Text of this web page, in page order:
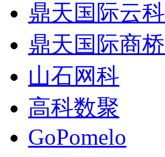
鼎天国际云科
鼎天国际商桥
山石网科
高科数聚
GoPomelo